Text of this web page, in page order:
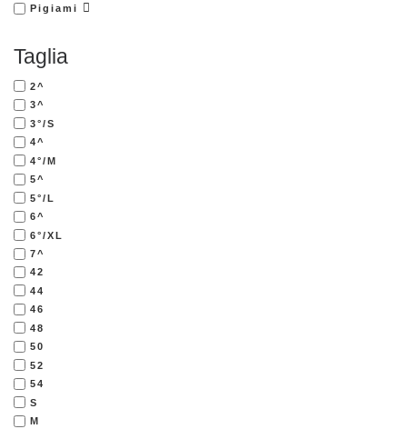
Pigiami
Taglia
2^
3^
3°/S
4^
4°/M
5^
5°/L
6^
6°/XL
7^
42
44
46
48
50
52
54
S
M